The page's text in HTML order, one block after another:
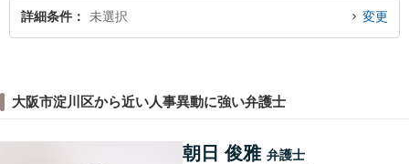
詳細条件 未選択 変更
大阪市淀川区から近い人事異動に強い弁護士
朝日 俊雅 弁護士